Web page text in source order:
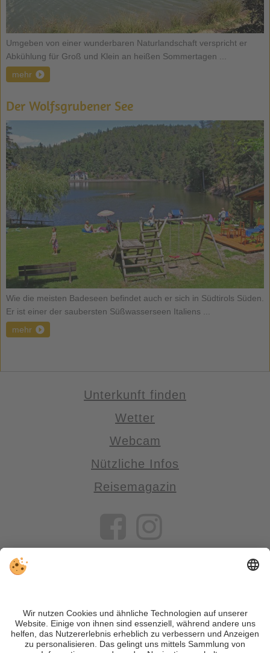
Umgeben von einer wunderbaren Naturlandschaft verspricht er
Abkühlung für Groß und Klein an heißen Sommertagen ...
mehr
Der Wolfsgrubener See
Wie die meisten Badeseen befindet auch er sich in Südtirols Süden.
Er ist einer der saubersten Süßwasserseen Italiens ...
mehr
Unterkunft finden
Wetter
Webcam
Nützliche Infos
Reisemagazin
VIVOSüdtirol ist das Reiseportal für alle, die Südtirol nicht nur
besuchen, sondern wirklich erleben wollen – inklusive Tipps,
tollen Unterkünften und Angeboten.